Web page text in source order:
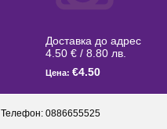
Доставка до адрес
4.50 € / 8.80 лв.
Цена: €4.50
Телефон: 0886655525